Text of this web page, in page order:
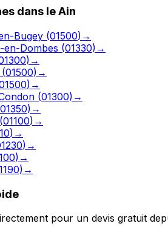
dans leAin
Bugey (01500) →
en-Dombes (01330) →
) →
(01500) →
) →
(01300) →
01350) →
(01100) →
) →
) →
) →
) →
pour un devis gratuit